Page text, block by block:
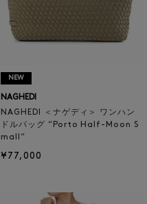
NEW
NAGHEDI
NAGHEDI ＜ナゲディ＞ ワンハン
ドルバッグ “Porto Half-Moon S
mall“
¥77,000